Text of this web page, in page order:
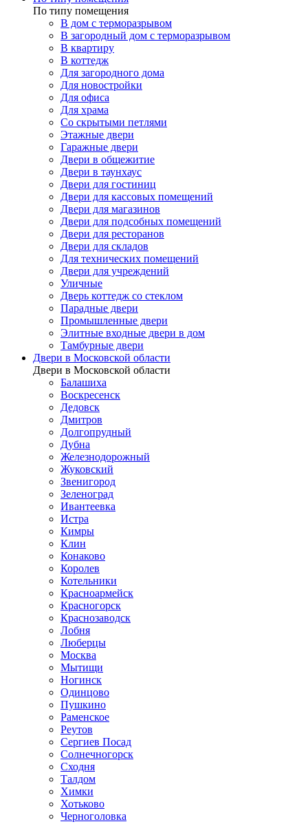
По типу помещения
В дом с терморазрывом
В загородный дом с терморазрывом
В квартиру
В коттедж
Для загородного дома
Для новостройки
Для офиса
Для храма
Со скрытыми петлями
Этажные двери
Гаражные двери
Двери в общежитие
Двери в таунхаус
Двери для гостиниц
Двери для кассовых помещений
Двери для магазинов
Двери для подсобных помещений
Двери для ресторанов
Двери для складов
Для технических помещений
Двери для учреждений
Уличные
Дверь коттедж со стеклом
Парадные двери
Промышленные двери
Элитные входные двери в дом
Тамбурные двери
Двери в Московской области
Двери в Московской области
Балашиха
Воскресенск
Дедовск
Дмитров
Долгопрудный
Дубна
Железнодорожный
Жуковский
Звенигород
Зеленоград
Ивантеевка
Истра
Кимры
Клин
Конаково
Королев
Котельники
Красноармейск
Красногорск
Краснозаводск
Лобня
Люберцы
Москва
Мытищи
Ногинск
Одинцово
Пушкино
Раменское
Реутов
Сергиев Посад
Солнечногорск
Сходня
Талдом
Химки
Хотьково
Черноголовка